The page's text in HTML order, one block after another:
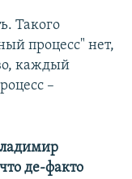
Такого
процесс" нет,
каждый
–
де-факто